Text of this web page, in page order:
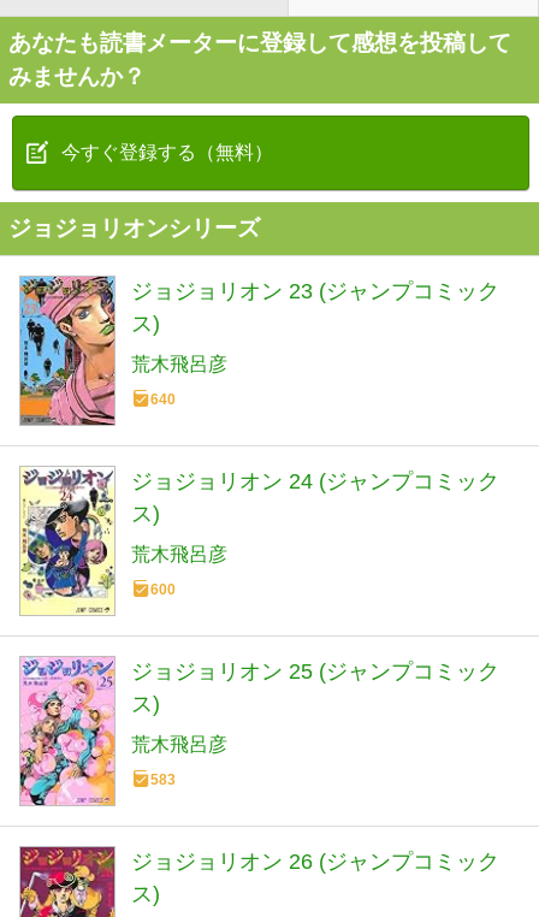
あなたも読書メーターに登録して感想を投稿して
みませんか？
今すぐ登録する（無料）
ジョジョリオンシリーズ
ジョジョリオン 23 (ジャンプコミック
ス)
荒木飛呂彦
640
ジョジョリオン 24 (ジャンプコミック
ス)
荒木飛呂彦
600
ジョジョリオン 25 (ジャンプコミック
ス)
荒木飛呂彦
583
ジョジョリオン 26 (ジャンプコミック
ス)